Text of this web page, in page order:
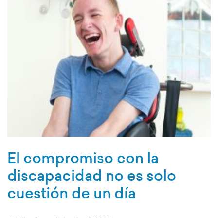
El compromiso con la
discapacidad no es solo
cuestión de un día